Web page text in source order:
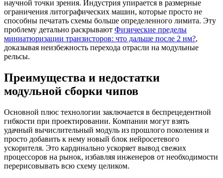
научной точки зрения. Индустрия упирается в размерные
ограничения литографических машин, которые просто не
способны печатать схемы больше определенного лимита. Эту
проблему детально раскрывают Физические пределы
миниатюризации транзисторов: что дальше после 2 нм?,
доказывая неизбежность перехода отрасли на модульные
рельсы.
Преимущества и недостатки
модульной сборки чипов
Основной плюс технологии заключается в беспрецедентной
гибкости при проектировании. Компании могут взять
удачный вычислительный модуль из прошлого поколения и
просто добавить к нему новый блок нейросетевого
ускорителя. Это кардинально ускоряет вывод свежих
процессоров на рынок, избавляя инженеров от необходимости
перерисовывать всю схему целиком.